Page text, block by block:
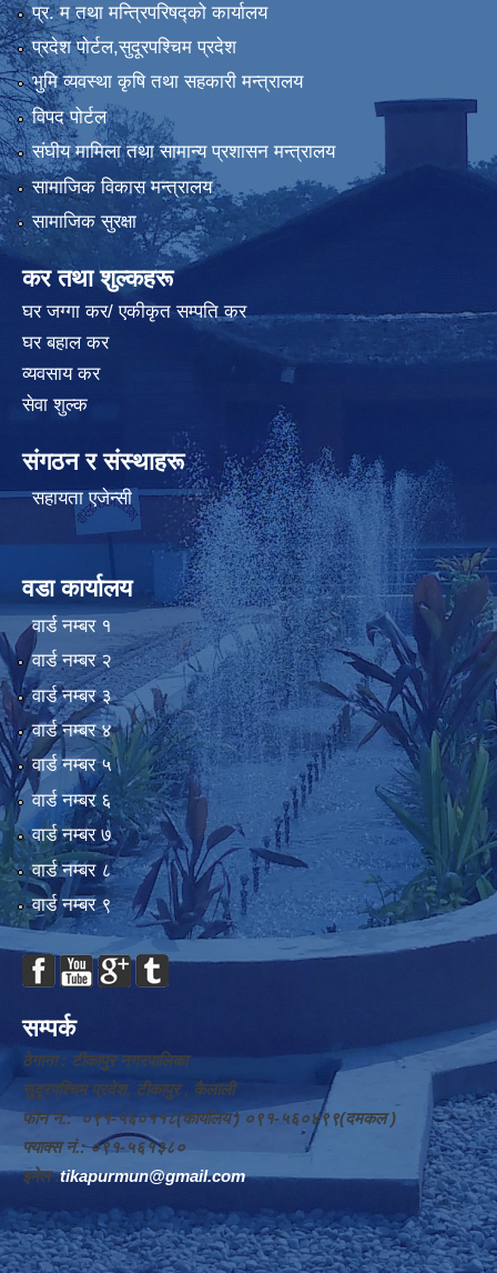
प्र. म तथा मन्त्रिपरिषद्को कार्यालय
प्रदेश पाेर्टल,सुदूरपश्चिम प्रदेश
भुमि व्यवस्था कृषि तथा सहकारी मन्त्रालय
विपद पोर्टल
संघीय मामिला तथा सामान्य प्रशासन मन्त्रालय
सामाजिक विकास मन्त्रालय
सामाजिक सुरक्षा
कर तथा शुल्कहरू
घर जग्गा कर/ एकीकृत सम्पति कर
घर बहाल कर
व्यवसाय कर
सेवा शुल्क
संगठन र संस्थाहरू
सहायता एजेन्सी
वडा कार्यालय
वार्ड न‌म्बर १
वार्ड न‌म्बर २
वार्ड न‌म्बर ३
वार्ड न‌म्बर ४
वार्ड न‌म्बर ५
वार्ड न‌म्बर ६
वार्ड न‌म्बर ७
वार्ड न‌म्बर ८
वार्ड न‌म्बर ९
सम्पर्क
ठेगाना : टीकापुर नगरपालिका
सुदूरपश्चिम प्रदेश, टीकापुर , कैलाली
फोन नं.: ०९१-५६०११८(कार्यालय ) ०९१-५६०४९९(दमकल )
फ्याक्स नं.: ०९१-५६१३८०
इमेल :tikapurmun@gmail.com